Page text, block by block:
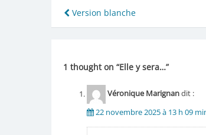
Navigation
de
Version blanche
1 thought on “Elle y sera…”
Véronique Marignandit :
22 novembre 2025 à 13 h 09